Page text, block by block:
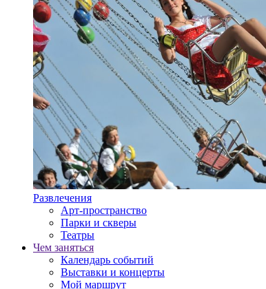
Развлечения
Арт-пространство
Парки и скверы
Театры
Чем заняться
Календарь событий
Выставки и концерты
Мой маршрут